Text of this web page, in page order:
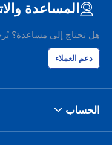
المساعدة
هل تحتاج إلى مساعدة؟
دعم العملاء
الحساب